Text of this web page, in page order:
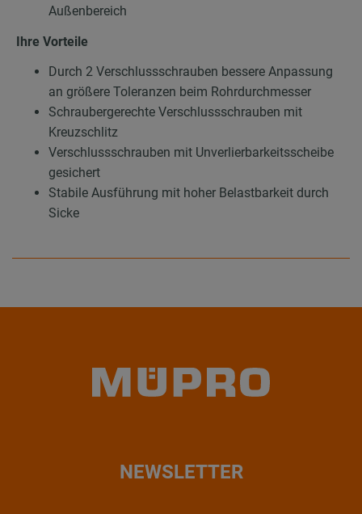
Außenbereich
Ihre Vorteile
Durch 2 Verschlussschrauben bessere Anpassung
an größere Toleranzen beim Rohrdurchmesser
Schraubergerechte Verschlussschrauben mit
Kreuzschlitz
Verschlussschrauben mit Unverlierbarkeitsscheibe
gesichert
Stabile Ausführung mit hoher Belastbarkeit durch
Sicke
NEWSLETTER